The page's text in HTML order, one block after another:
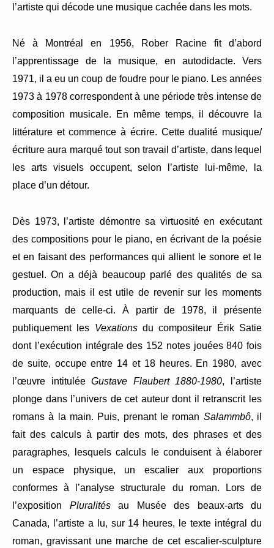
l’artiste qui décode une musique cachée dans les mots.
Né à Montréal en 1956, Rober Racine fit d’abord
l’apprentissage de la musique, en autodidacte. Vers
1971, il a eu un coup de foudre pour le piano. Les années
1973 à 1978 correspondent à une période très intense de
composition musicale. En même temps, il découvre la
littérature et commence à écrire. Cette dualité musique/
écriture aura marqué tout son travail d’artiste, dans lequel
les arts visuels occupent, selon l’artiste lui-même, la
place d’un détour.
Dès 1973, l’artiste démontre sa virtuosité en exécutant
des compositions pour le piano, en écrivant de la poésie
et en faisant des performances qui allient le sonore et le
gestuel. On a déjà beaucoup parlé des qualités de sa
production, mais il est utile de revenir sur les moments
marquants de celle-ci. À partir de 1978, il présente
publiquement les Vexationsdu compositeur Érik Satie
dont l’exécution intégrale des 152 notes jouées 840 fois
de suite, occupe entre 14 et 18 heures. En 1980, avec
l’œuvre intituléeGustave Flaubert 1880-1980, l’artiste
plonge dans l’univers de cet auteur dont il retranscrit les
romans à la main. Puis, prenant le roman Salammbô, il
fait des calculs à partir des mots, des phrases et des
paragraphes, lesquels calculs le conduisent à élaborer
un espace physique, un escalier aux proportions
conformes à l’analyse structurale du roman. Lors de
l’exposition Pluralitésau Musée des beaux-arts du
Canada, l’artiste a lu, sur 14 heures, le texte intégral du
roman, gravissant une marche de cet escalier-sculpture